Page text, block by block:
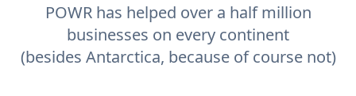
POWR has helped over a half million
businesses on every continent
(besides Antarctica, because of course not)